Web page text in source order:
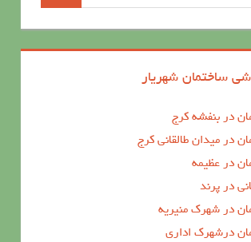
ساختمان شهریار
در بنفشه کرج
در میدان طالقانی کرج
در عظیمه
در پرند
در شهرک منیریه
درشهرک اداری